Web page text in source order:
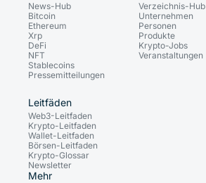
News-Hub
Bitcoin
Ethereum
Xrp
DeFi
NFT
Stablecoins
Pressemitteilungen
Verzeichnis-Hub
Unternehmen
Personen
Produkte
Krypto-Jobs
Veranstaltungen
Leitfäden
Web3-Leitfaden
Krypto-Leitfaden
Wallet-Leitfaden
Börsen-Leitfaden
Krypto-Glossar
Newsletter
Mehr